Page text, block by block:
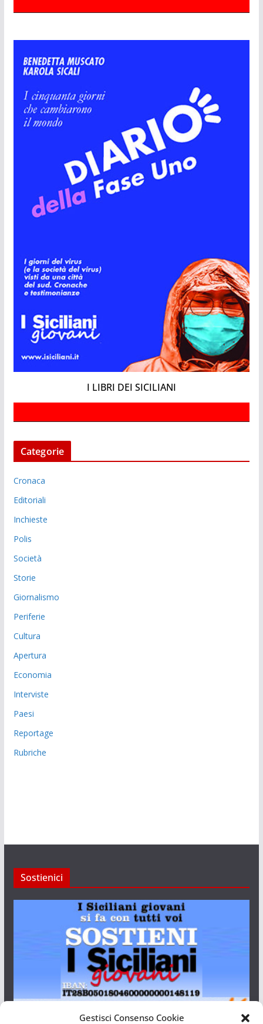
Gestisci Consenso Cookie
I LIBRI DEI SICILIANI
Categorie
Cronaca
Editoriali
Inchieste
Polis
Società
Storie
Giornalismo
Periferie
Cultura
Apertura
Economia
Interviste
Paesi
Reportage
Rubriche
Sostienici